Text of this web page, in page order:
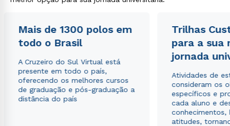
Mais de 1300 polos em
todo o Brasil
A Cruzeiro do Sul Virtual está
presente em todo o país,
oferecendo os melhores cursos
de graduação e pós-graduação a
distância do país
Trilhas
para a sua
jornada
Atividades de
consideram os
específicos e
cada aluno e
conhecimentos,
atitudes,